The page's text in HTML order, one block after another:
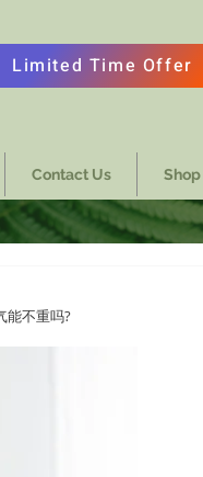
Limited Time Offer
Contact Us Shop
能不重吗?